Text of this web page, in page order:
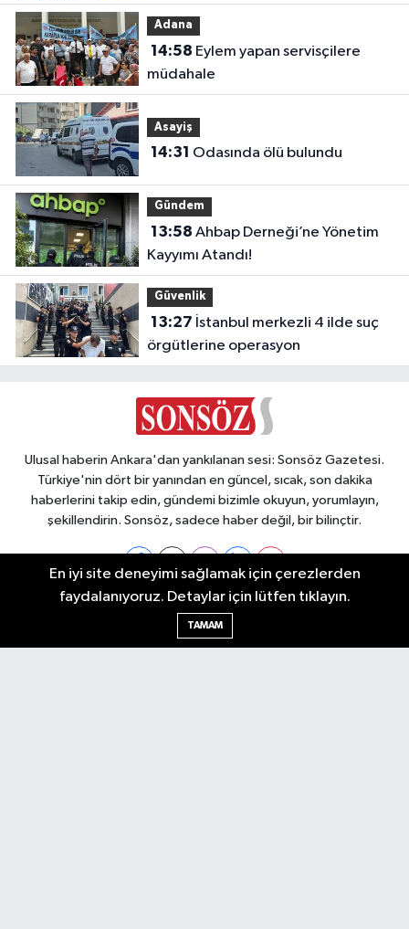
Adana
14:58
müdahale
Asayiş
14:31 Odasında ölü bulundu
Gündem
13:58
Kayyımı Atandı!
Güvenlik
13:27
örgütlerine operasyon
Ulusal haberin Ankara'dan yankılanan sesi: Sonsöz Gazetesi.
Türkiye'nin dört bir yanından en güncel, sıcak, son dakika
haberlerini takip edin, gündemi bizimle okuyun, yorumlayın,
şekillendirin. Sonsöz, sadece haber değil, bir bilinçtir.
Ankara Nöbetçi Eczaneler
En iyi site deneyimi sağlamak için çerezlerden
faydalanıyoruz. Detaylar için lütfen tıklayın.
TAMAM